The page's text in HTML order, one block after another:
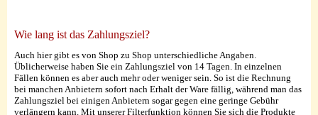
Wie lang ist das Zahlungsziel?
Auch hier gibt es von Shop zu Shop unterschiedliche Angaben.
Üblicherweise haben Sie ein Zahlungsziel von 14 Tagen. In einzelnen
Fällen können es aber auch mehr oder weniger sein. So ist die Rechnung
bei manchen Anbietern sofort nach Erhalt der Ware fällig, während man das
Zahlungsziel bei einigen Anbietern sogar gegen eine geringe Gebühr
verlängern kann. Mit unserer Filterfunktion können Sie sich die Produkte